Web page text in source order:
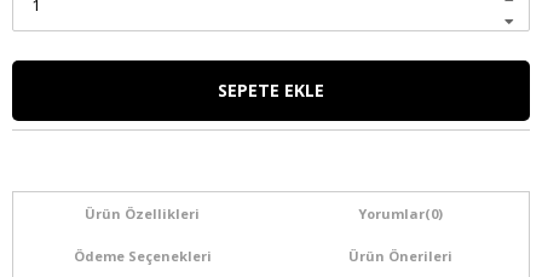
Ürün Özellikleri Yorumlar(0)
Ödeme Seçenekleri Ürün Önerileri